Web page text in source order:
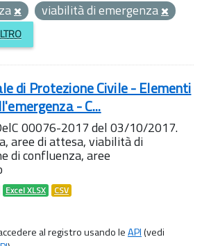
viabilità di emergenza
di Protezione Civile - Elementi
- C...
00076-2017 del 03/10/2017.
aree di attesa, viabilità di
di confluenza, aree
Excel XLSX CSV
al registro usando leAPI(vedi